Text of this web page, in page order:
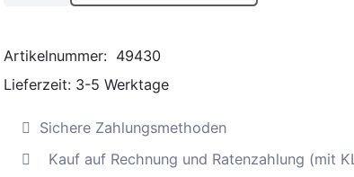
hochwertigem
Ailanthus-
(Götterbaum)
Artikelnummer: 49430
Lieferzeit: 3-5 Werktage
Sichere Zahlungsmethoden
Kauf auf Rechnung und Ratenzahlung (mit